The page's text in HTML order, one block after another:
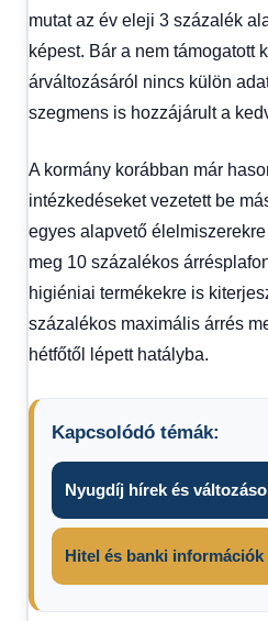
mutat az év eleji 3 százalék
képest. Bár a nem támogatott
árváltozásáról nincs külön
szegmens is hozzájárult a
A kormány korábban már
intézkedéseket vezetett be
egyes alapvető
meg 10 százalékos
higiéniai termékekre is
százalékos maximális árrés
hétfőtől lépett hatályba.
Kapcsolódó témák:
Nyugdíj hírek és
Hitel és banki információk